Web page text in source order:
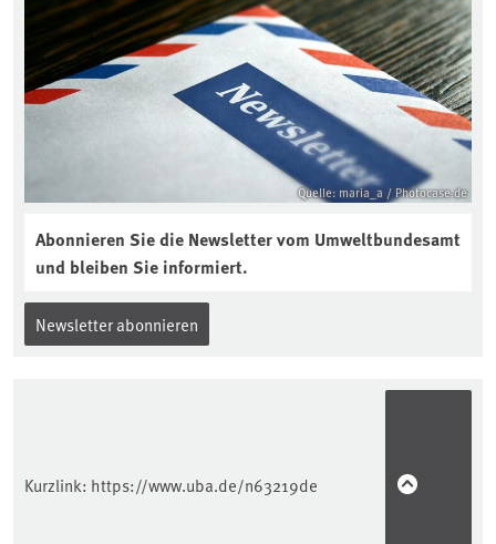
Quelle: maria_a / Photocase.de
Abonnieren Sie die Newsletter vom Umweltbundesamt
und bleiben Sie informiert.
Newsletter abonnieren
Kurzlink: https://www.uba.de/n63219de